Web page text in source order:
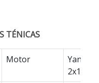
TÉNICAS
Motor
Yanmar